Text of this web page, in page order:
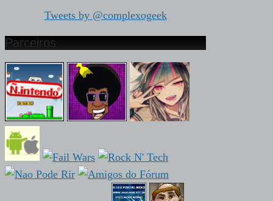
Tweets by @complexogeek
Parceiros